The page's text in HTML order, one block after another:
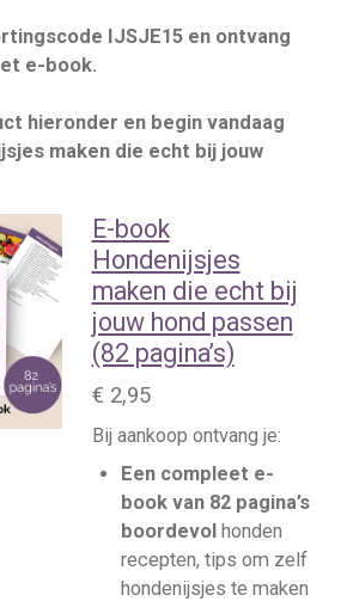
IJSJE15 en ontvang
e-book.
hieronder en begin vandaag
maken die echt bij jouw
E-book
Hondenijsjes
maken die echt bij
jouw hond passen
(82 pagina’s)
€ 2,95
Bij aankoop ontvang je:
Een compleet e-
book van 82 pagina’s
boordevol honden
recepten, tips om zelf
hondenijsjes te maken